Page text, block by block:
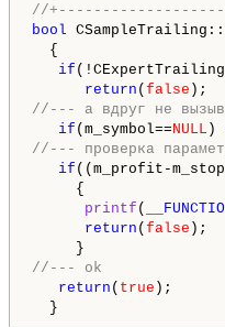
//
bool
{
if
return ( false
//--- а вдруг не
if (m_symbol== NULL )
//--- проверка
if ((m_profit-
{
printf (
return ( false );
//--- ok
return ( true );
}